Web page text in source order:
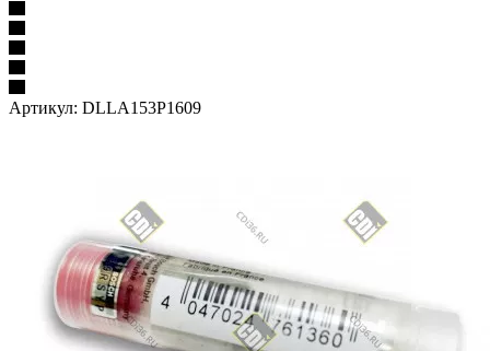
Артикул: DLLA153P1609